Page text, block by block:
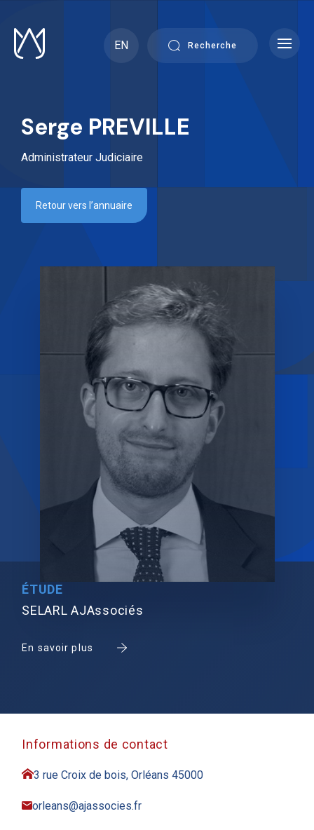
content
EN
Recherche
Serge PREVILLE
Administrateur Judiciaire
Retour vers l’annuaire
ÉTUDE
SELARL AJAssociés
En savoir plus
Informations de contact
3 rue Croix de bois, Orléans 45000
orleans@ajassocies.fr